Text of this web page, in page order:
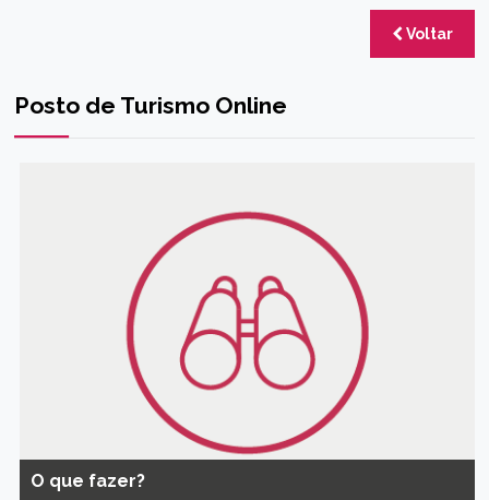
Voltar
Posto de Turismo Online
O que fazer?